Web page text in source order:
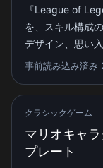
『League of
を、スキル構成
デザイン、思い
事前読み込み済み
クラシックゲーム
マリオキャ
プレート